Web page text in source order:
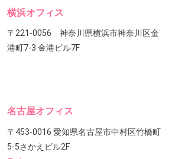
横浜オフィス
〒221-0056 神奈川県横浜市神奈川区金
港町7-3 金港ビル7F
名古屋オフィス
〒453-0016 愛知県名古屋市中村区竹橋町
5-5さかえビル2F